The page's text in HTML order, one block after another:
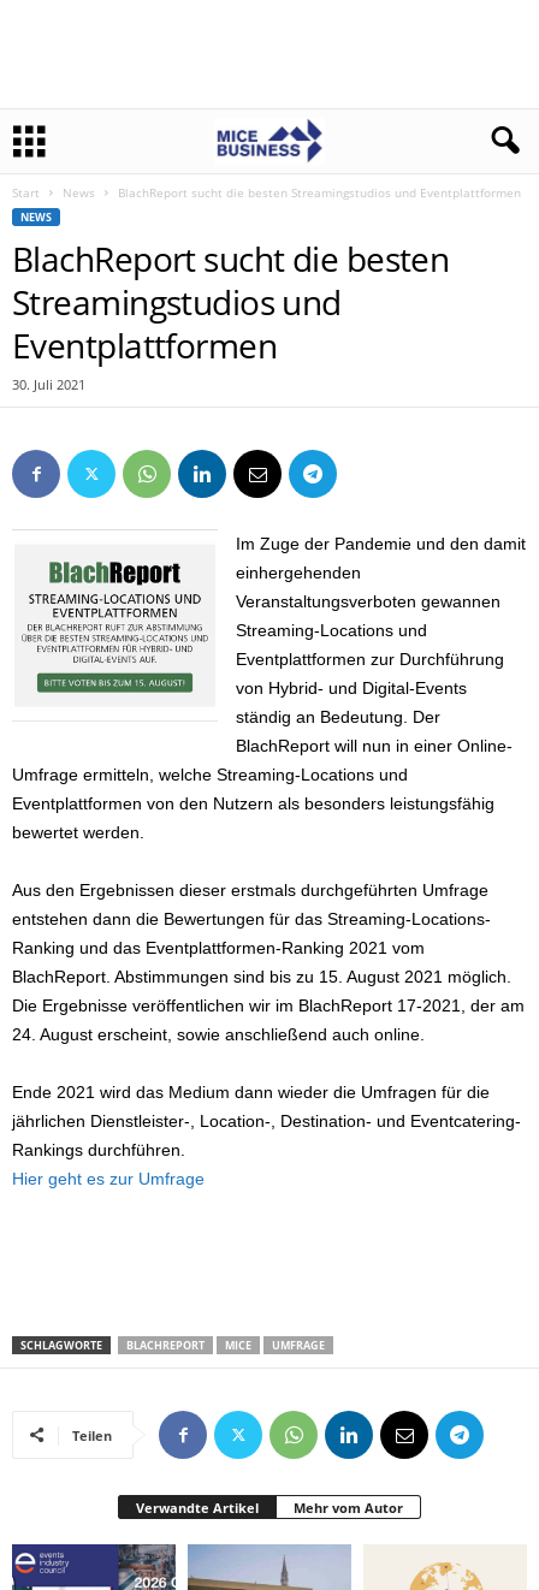
Start News BlachReport sucht die besten Streamingstudios und Eventplattformen
NEWS
BlachReport sucht die besten
Streamingstudios und
Eventplattformen
30. Juli 2021
Im Zuge der Pandemie und den damit
einhergehenden
Veranstaltungsverboten gewannen
Streaming-Locations und
Eventplattformen zur Durchführung
von Hybrid- und Digital-Events
ständig an Bedeutung. Der
BlachReport will nun in einer Online-
Umfrage ermitteln, welche Streaming-Locations und
Eventplattformen von den Nutzern als besonders leistungsfähig
bewertet werden.
Aus den Ergebnissen dieser erstmals durchgeführten Umfrage
entstehen dann die Bewertungen für das Streaming-Locations-
Ranking und das Eventplattformen-Ranking 2021 vom
BlachReport. Abstimmungen sind bis zu 15. August 2021 möglich.
Die Ergebnisse veröffentlichen wir im BlachReport 17-2021, der am
24. August erscheint, sowie anschließend auch online.
Ende 2021 wird das Medium dann wieder die Umfragen für die
jährlichen Dienstleister-, Location-, Destination- und Eventcatering-
Rankings durchführen.
Hier geht es zur Umfrage
SCHLAGWORTE BLACHREPORT MICE UMFRAGE
Teilen
Verwandte Artikel Mehr vom Autor